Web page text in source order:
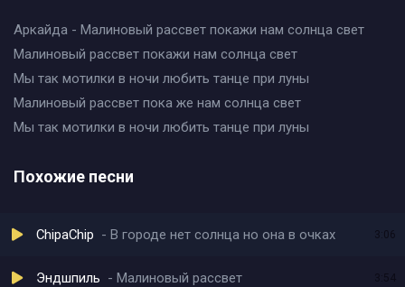
Аркайда - Малиновый рассвет покажи нам солнца свет
Малиновый рассвет покажи нам солнца свет
Мы так мотилки в ночи любить танце при луны
Малиновый рассвет пока же нам солнца свет
Мы так мотилки в ночи любить танце при луны
Похожие песни
ChipaChip В городе нет солнца но она в очках 3:06
Эндшпиль Малиновый рассвет